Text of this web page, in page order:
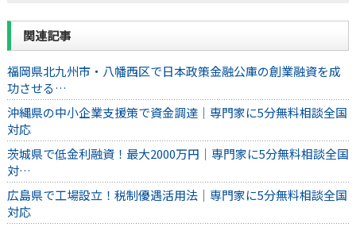
関連記事
福岡県北九州市・八幡西区で日本政策金融公庫の創業融資を成
功させる…
沖縄県の中小企業支援策で資金調達｜専門家に5分無料相談全国
対応
茨城県で低金利融資！最大2000万円｜専門家に5分無料相談全国
対…
広島県で工場設立！税制優遇活用法｜専門家に5分無料相談全国
対応